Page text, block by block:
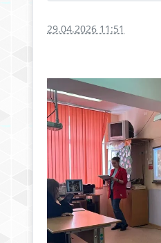
29.04.2026 11:51